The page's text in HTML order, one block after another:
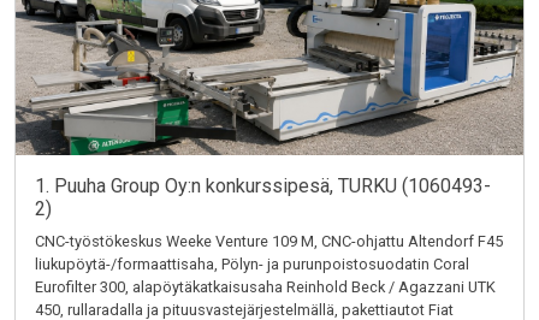
1. Puuha Group Oy:n konkurssipesä, TURKU (1060493-
2)
CNC-työstökeskus Weeke Venture 109 M, CNC-ohjattu Altendorf F45
liukupöytä-/formaattisaha, Pölyn- ja purunpoistosuodatin Coral
Eurofilter 300, alapöytäkatkaisusaha Reinhold Beck / Agazzani UTK
450, rullaradalla ja pituusvastejärjestelmällä, pakettiautot Fiat